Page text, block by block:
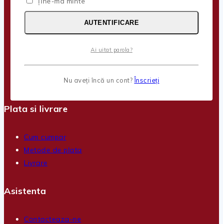
Despre companie
Politica de garantie si retururi
Formular retur
Plata si livrare
Cum cumpar
Metode de plata
Livrare
Asistenta
Contacteaza-ne
AUTENTIFICARE
Ai uitat parola?
Nu aveți încă un cont?Înscrieți